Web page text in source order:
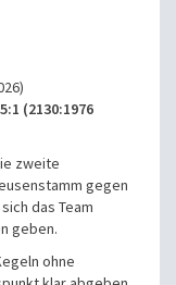
(2130:1976
zweite
gegen
das Team
geben.
ohne